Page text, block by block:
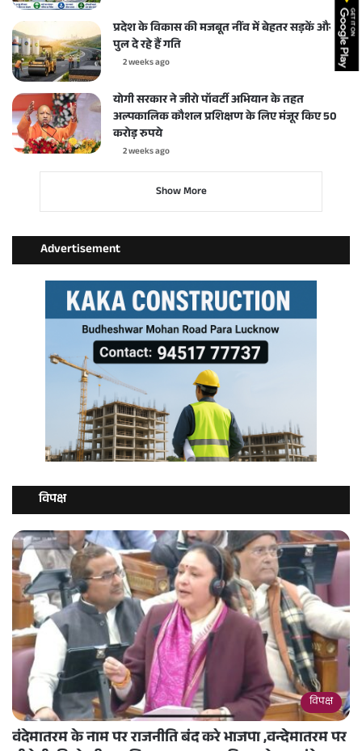
प्रदेश के विकास की मजबूत नींव में बेहतर सड़कें और
पुल दे रहे हैं गति
2 weeks ago
योगी सरकार ने जीरो पॉवर्टी अभियान के तहत
अल्पकालिक कौशल प्रशिक्षण के लिए मंजूर किए 50
करोड़ रुपये
2 weeks ago
Show More
Advertisement
विपक्ष
विपक्ष
वंदेमातरम के नाम पर राजनीति बंद करे भाजपा ,वन्देमातरम पर